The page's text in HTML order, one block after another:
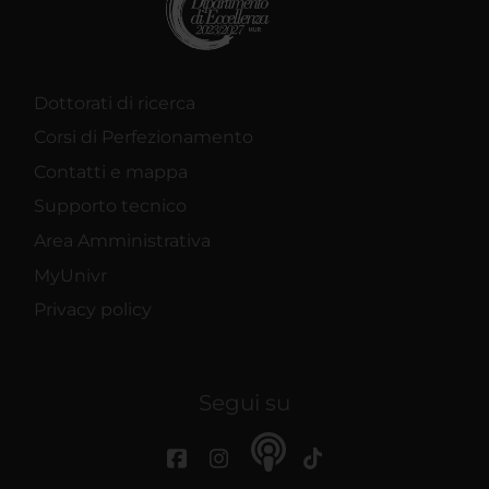
Dottorati di ricerca
Corsi di Perfezionamento
Contatti e mappa
Supporto tecnico
Area Amministrativa
MyUnivr
Privacy policy
Segui su